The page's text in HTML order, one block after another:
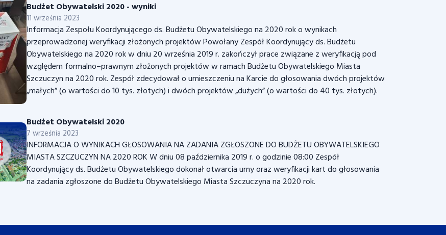
Budżet Obywatelski 2020 - wyniki
11 września 2023
Informacja Zespołu Koordynującego ds. Budżetu Obywatelskiego na 2020 rok o wynikach
przeprowadzonej weryfikacji złożonych projektów Powołany Zespół Koordynujący ds. Budżetu
Obywatelskiego na 2020 rok w dniu 20 września 2019 r. zakończył prace związane z weryfikacją pod
względem formalno–prawnym złożonych projektów w ramach Budżetu Obywatelskiego Miasta
Szczuczyn na 2020 rok. Zespół zdecydował o umieszczeniu na Karcie do głosowania dwóch projektów
„małych” (o wartości do 10 tys. złotych) i dwóch projektów „dużych” (o wartości do 40 tys. złotych).
Budżet Obywatelski 2020
7 września 2023
INFORMACJA O WYNIKACH GŁOSOWANIA NA ZADANIA ZGŁOSZONE DO BUDŻETU OBYWATELSKIEGO
MIASTA SZCZUCZYN NA 2020 ROK W dniu 08 października 2019 r. o godzinie 08:00 Zespół
Koordynujący ds. Budżetu Obywatelskiego dokonał otwarcia urny oraz weryfikacji kart do głosowania
na zadania zgłoszone do Budżetu Obywatelskiego Miasta Szczuczyna na 2020 rok.